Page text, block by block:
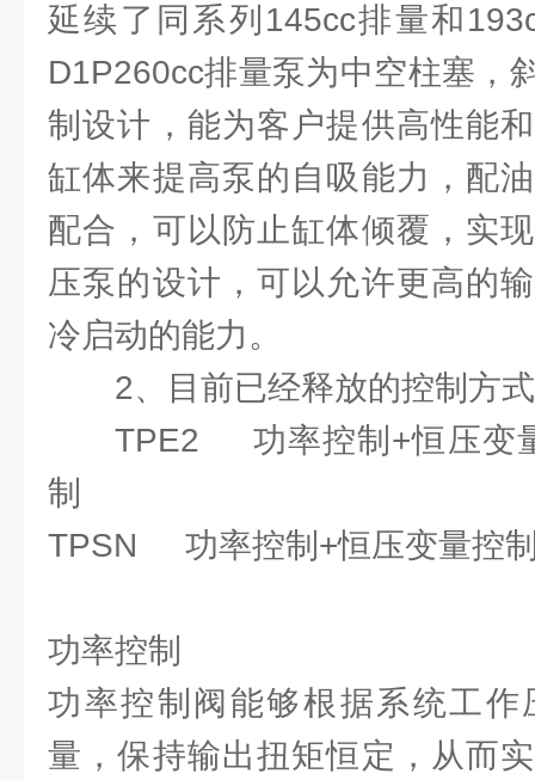
延续了同系列145cc排量和
D1P260cc排量泵为中空柱塞，
制设计，能为客户提供高性能
缸体来提高泵的自吸能力，配
配合，可以防止缸体倾覆，实
压泵的设计，可以允许更高的
冷启动的能力。
2、目前已经释放的控制方
TPE2 功率控制+恒压变
制
TPSN 功率控制+恒压变量控
功率控制
功率控制阀能够根据系统工作
量，保持输出扭矩恒定，从而